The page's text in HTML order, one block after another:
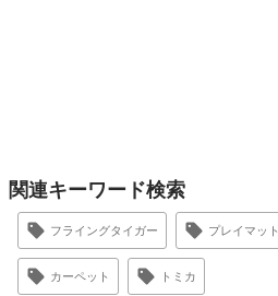
関連キーワード検索
フライングタイガー プレイマット
カーペット トミカ